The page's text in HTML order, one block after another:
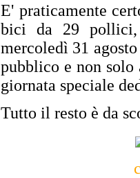
E' praticamente
bici da 29 pollici,
mercoledì 31
pubblico e non
giornata speciale
Tutto il resto è da